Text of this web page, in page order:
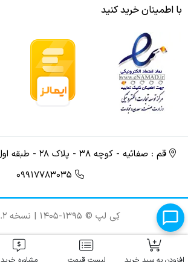
با اطمینان خرید کنید
قم : صفائیه - کوچه ۳۸ - پلاک ۲۸ - طبقه اول - واحد ۱
09917783035
کِی لپ © ۱۳۹۵-۱۴۰۵ | نسخه ۲.۲ ❤︎